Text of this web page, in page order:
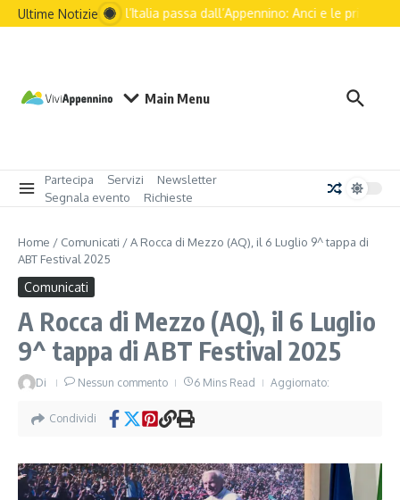
Salta al contenuto
Ultime Notizie
Il futuro dell’Italia passa dall’Appennino: Anci e le principali
Main Menu
Partecipa Servizi
Newsletter
Segnala evento
Richieste
Home / Comunicati /A Rocca di Mezzo (AQ), il 6 Luglio 9^ tappa di
ABT Festival 2025
Comunicati
A Rocca di Mezzo (AQ), il 6 Luglio
9^ tappa di ABT Festival 2025
Di Nessun commento 6 Mins Read Aggiornato:
Condividi